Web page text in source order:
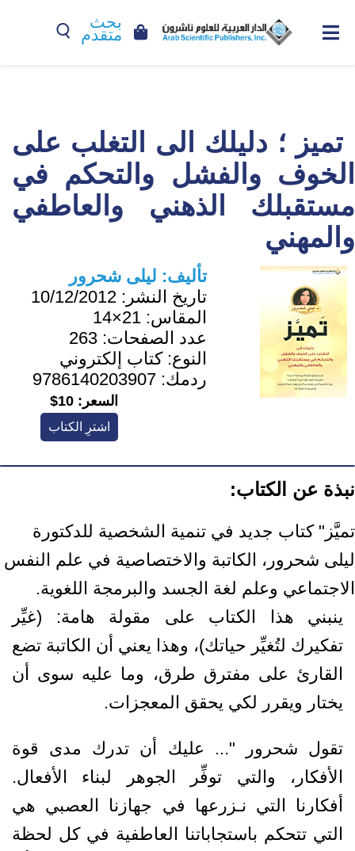
بحث
متقدم
تميز ؛ دليلك الى التغلب على
الخوف والفشل والتحكم في
مستقبلك الذهني والعاطفي
والمهني
تأليف: ليلى شحرور
تاريخ النشر: 10/12/2012
المقاس: 21×14
عدد الصفحات: 263
النوع:كتاب إلكتروني
ردمك: 9786140203907
السعر: 10$
اشترِ الكتاب
نبذة عن الكتاب:
تميَّز" كتاب جديد في تنمية الشخصية للدكتورة
ليلى شحرور، الكاتبة والاختصاصية في علم النفس
الاجتماعي وعلم لغة الجسد والبرمجة اللغوية.
ينبني هذا الكتاب على مقولة هامة: (غيِّر
تفكيرك لتُغيِّر حياتك)، وهذا يعني أن الكاتبة تضع
القارئ على مفترق طرق، وما عليه سوى أن
يختار ويقرر لكي يحقق المعجزات.
تقول شحرور "... عليك أن تدرك مدى قوة
الأفكار، والتي توفِّر الجوهر لبناء الأفعال.
أفكارنا التي نـزرعها في جهازنا العصبي هي
التي تتحكم باستجاباتنا العاطفية في كل لحظة